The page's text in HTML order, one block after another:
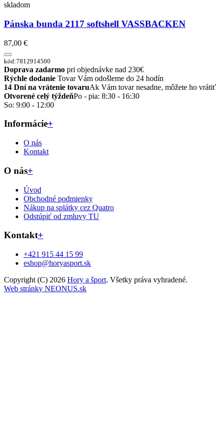
skladom
Pánska bunda 2117 softshell VASSBACKEN
87,00 €
kód:7812914500
Doprava zadarmo pri objednávke nad 230€
Rýchle dodanie Tovar Vám odošleme do 24 hodín
14 Dní na vrátenie tovaruAk Vám tovar nesadne, môžete ho vrátiť
Otvorené celý týždeňPo - pia: 8:30 - 16:30
So: 9:00 - 12:00
Informácie+
O nás
Kontakt
O nás+
Úvod
Obchodné podmienky
Nákup na splátky cez Quatro
Odstúpiť od zmluvy TU
Kontakt+
+421 915 44 15 99
eshop@horyasport.sk
Copyright (C) 2026 Hory a šport. Všetky práva vyhradené.
Web stránky NEONUS.sk